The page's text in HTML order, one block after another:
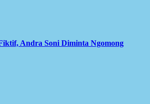
Andra Soni Diminta Ngomong